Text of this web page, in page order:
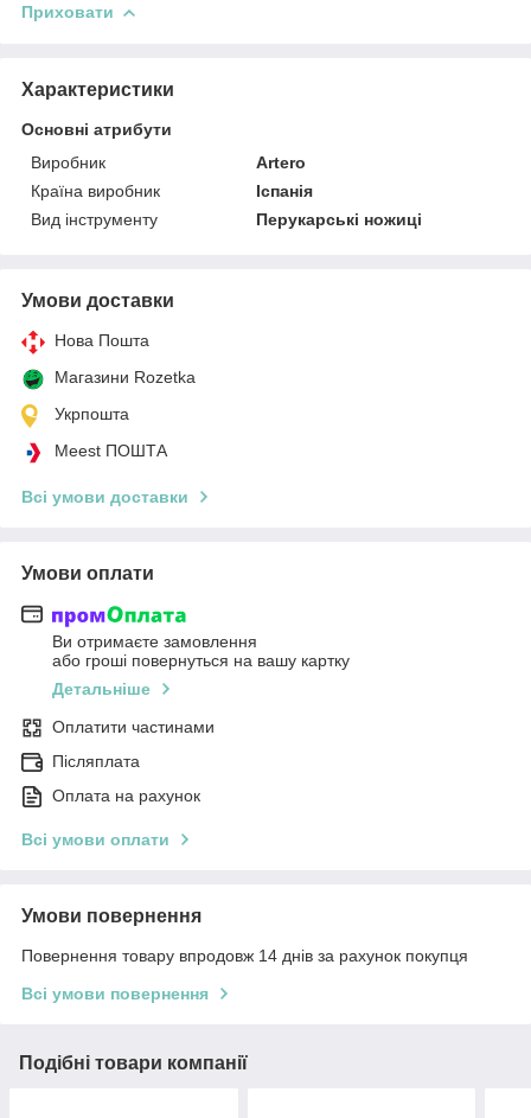
Приховати
Характеристики
Основні атрибути
Виробник
Artero
Країна виробник
Іспанія
Вид інструменту
Перукарські ножиці
Умови доставки
Нова Пошта
Магазини Rozetka
Укрпошта
Meest ПОШТА
Всі умови доставки
Умови оплати
Ви отримаєте замовлення
або гроші повернуться на вашу картку
Детальніше
Оплатити частинами
Післяплата
Оплата на рахунок
Всі умови оплати
Умови повернення
Повернення товару впродовж 14 днів за рахунок покупця
Всі умови повернення
Подібні товари компанії